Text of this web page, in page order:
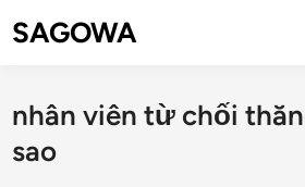
SAGOWA
nhân viên từ chối
sao